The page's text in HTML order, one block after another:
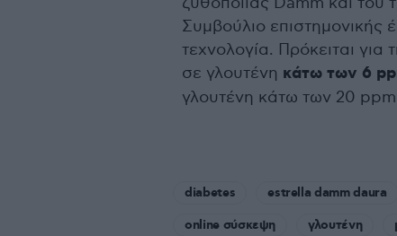
Συμβούλιο επιστημονικής
τεχνολογία. Πρόκειται
σε γλουτένη κάτω των 6
γλουτένη κάτω των 20 ppm
diabetes estrella damm daura
online σύσκεψη
γλουτένη